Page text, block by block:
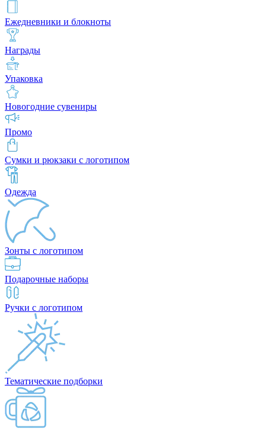
Ежедневники и блокноты
Награды
Упаковка
Новогодние сувениры
Промо
Сумки и рюкзаки с логотипом
Одежда
Зонты с логотипом
Подарочные наборы
Ручки с логотипом
Тематические подборки